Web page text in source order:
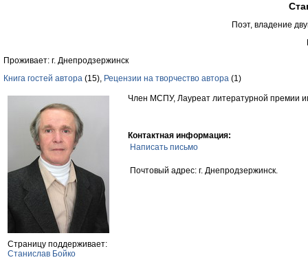
Поэт, владение
Проживает: г. Днепродзержинск
Книга гостей автора (15), Рецензии на творчество автора (1)
Страницу поддерживает:
Cтанислав Бойко
Член МСПУ, Лауреат литературной премии
Контактная информация:
Написать письмо
Почтовый адрес: г. Днепродзержинск.